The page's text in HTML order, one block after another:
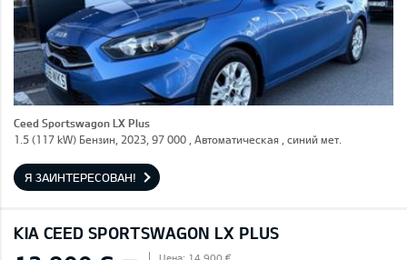
Ceed Sportswagon LX Plus
1.5 (117 kW) Бензин, 2023, 97 000 , Автоматическая , синий мет.
Я ЗАИНТЕРЕСОВАН!
KIA CEED SPORTSWAGON LX PLUS